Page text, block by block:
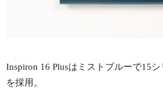
Inspiron 16 Plusはミストブルーで15
を採用。